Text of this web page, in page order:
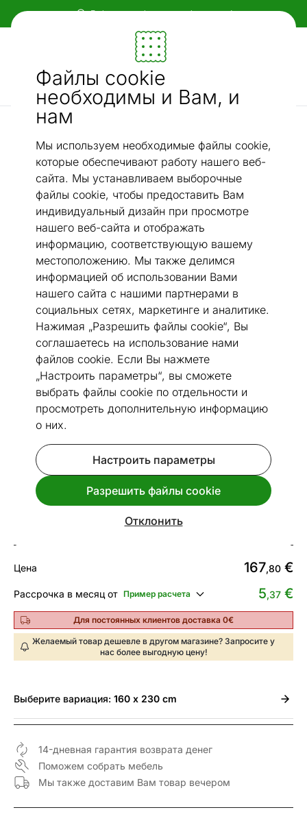
Файлы cookie
необходимы и Вам, и
нам
Мы используем необходимые файлы cookie,
которые обеспечивают работу нашего веб-
сайта. Мы устанавливаем выборочные
файлы cookie, чтобы предоставить Вам
индивидуальный дизайн при просмотре
нашего веб-сайта и отображать
информацию, соответствующую вашему
местоположению. Мы также делимся
информацией об использовании Вами
нашего сайта с нашими партнерами в
социальных сетях, маркетинге и аналитике.
Нажимая „Разрешить файлы cookie“, Вы
соглашаетесь на использование нами
файлов cookie. Если Вы нажмете
„Настроить параметры“, вы сможете
выбрать файлы cookie по отдельности и
просмотреть дополнительную информацию
о них.
Настроить параметры
Разрешить файлы cookie
Отклонить
Гибкие и удобные способы оплаты!
Мебель и убранство - ON24
Ищи...
Ковер Narma smartWeave® TWIN Laeva multi 160x230 см
Перейти к слайду 1
Перейти к слайду 2
Перейти к слайду 3
Перейти к слайду 4
Перейти к слайду 5
Перейти к слайду 6
Перейти к слайду 7
Перейти к слайду 8
Перейти к
Перейти к
Посмотреть похожие
Сделано в Эстонии Быстрая доставка!
Ковер Narma smartWeave® TWIN
Laeva multi 160x230 см
Код 422755
Срок доставки между 13.08 - 20.08
Цена 167,80 €
Рассрочка в месяц от Пример расчета 5,37 €
Для постоянных клиентов доставка 0€
Желаемый товар дешевле в другом магазине? Запросите у
нас более выгодную цену!
Выберите вариация: 160 x 230 cm
14-дневная гарантия возврата денег
Поможем собрать мебель
Мы также доставим Вам товар вечером